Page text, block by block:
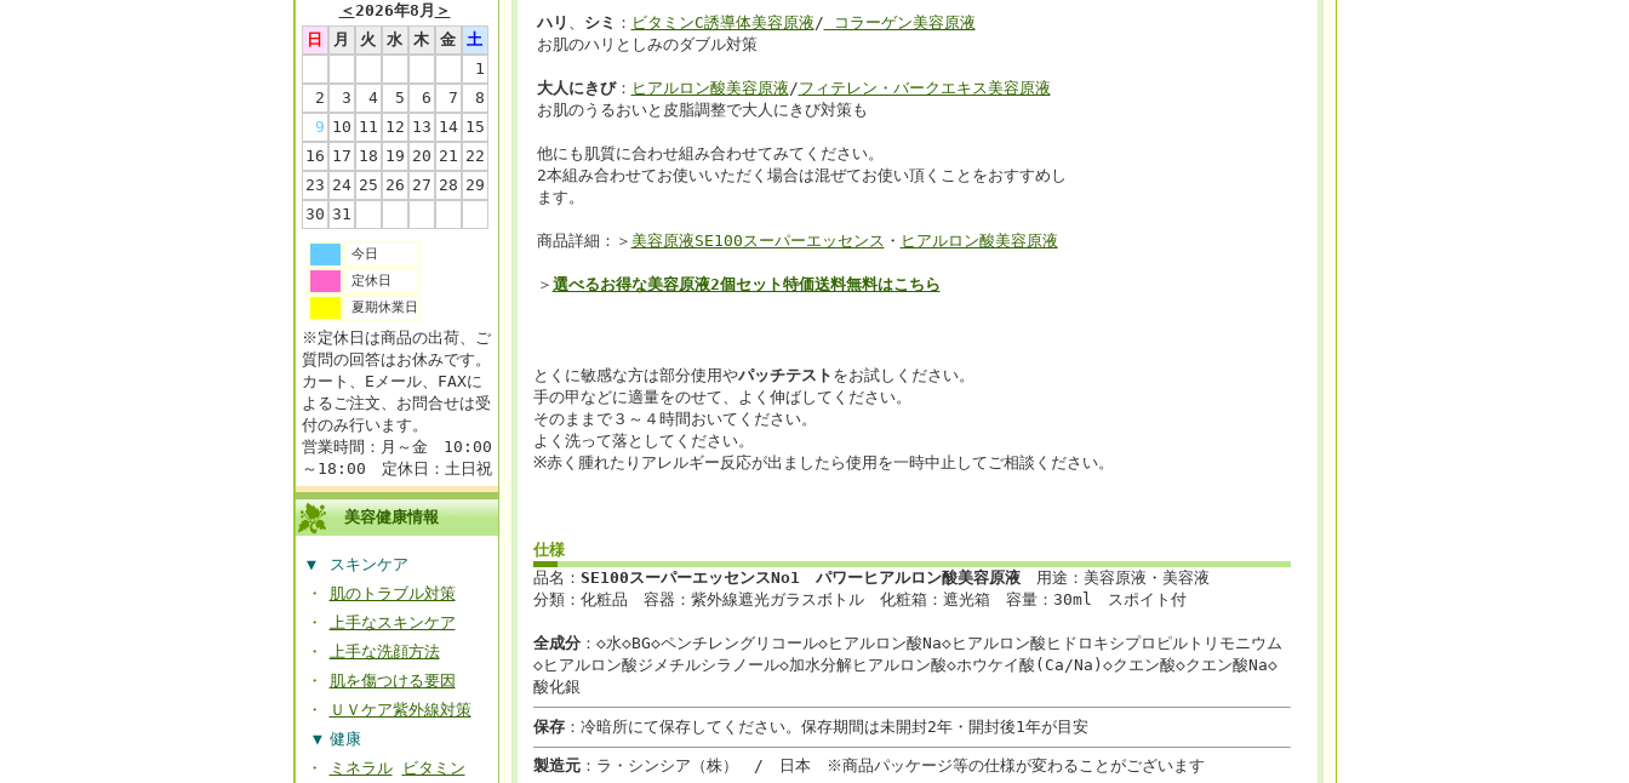
＜2026年8月 ＞
日
月 火 水 木 金 土
1
2
3 4 5 6 7
8
9 10 11 12 13 14 15
16 17 18 19 20 21 22
23 24 25 26 27 28 29
30 31
今日
定休日
夏期休業日
※定休日は商品の出荷、ご
質問の回答はお休みです。
カート、Eメール、FAXに
よるご注文、お問合せは受
付のみ行います。
営業時間：月～金 10:00
～18:00 定休日：土日祝
美容健康情報
▼
スキンケア
・
肌のトラブル対策
・
上手なスキンケア
・
上手な洗顔方法
・
肌を傷つける要因
・
ＵＶケア紫外線対策
▼ 健康
・
ミネラル
ビタミン
ハリ 、 シミ ： ビタミンC誘導体美容原液/ コラーゲン美容原液
お肌のハリとしみのダブル対策
大人にきび： ヒアルロン酸美容原液/フィテレン・バークエキス美容原液
お肌のうるおいと皮脂調整で大人にきび対策も
他にも肌質に合わせ組み合わせてみてください。
2本組み合わせてお使いいただく場合は混ぜてお使い頂くことをおすすめし
ます。
商品詳細：＞ 美容原液SE100スーパーエッセンス ・ ヒアルロン酸美容原液
＞ 選べるお得な美容原液2個セット特価送料無料はこちら
とくに敏感な方は部分使用やパッチテスト をお試しください。
手の甲などに適量をのせて、よく伸ばしてください。
そのままで３～４時間おいてください。
よく洗って落としてください。
※赤く腫れたりアレルギー反応が出ましたら使用を一時中止してご相談ください。
仕様
品名： SE100スーパーエッセンスNo1 パワーヒアルロン酸美容原液用途：美容原液・美容液
分類：化粧品 容器：紫外線遮光ガラスボトル 化粧箱：遮光箱 容量：30ml スポイト付
全成分：◇水◇BG◇ペンチレングリコール◇ヒアルロン酸Na◇ヒアルロン酸ヒドロキシプロピルトリモニウム
◇ヒアルロン酸ジメチルシラノール◇加水分解ヒアルロン酸◇ホウケイ酸(Ca/Na)◇クエン酸◇クエン酸Na◇
酸化銀
保存：冷暗所にて保存してください。保存期間は未開封2年・開封後1年が目安
製造元：ラ・シンシア（株） / 日本 ※商品パッケージ等の仕様が変わることがございます